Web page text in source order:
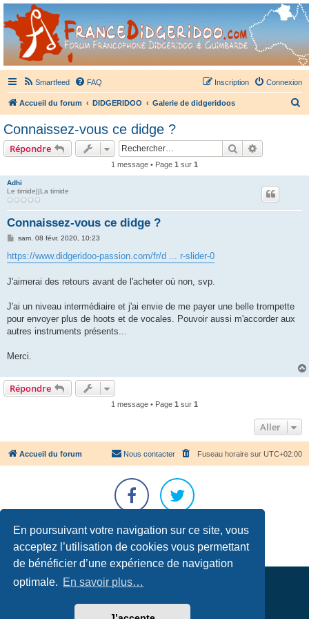
En poursuivant votre navigation sur ce site, vous
acceptez l’utilisation de cookies vous permettant
de bénéficier d’une expérience de navigation
optimale. En savoir plus…
France Didgeridoo
Didgeridoo et Guimbarde sur France Didgeridoo - retrouvez la communauté.
Smartfeed FAQ Connexion
Inscription
Accueil du forum DIDGERIDOO Galerie de didgeridoos
Connaissez-vous ce didge ?
Répondre Rechercher
1 message • Page 1 sur 1
Adhi
Le timide||La timide
Connaissez-vous ce didge ?
M
s
s
g
e
sam. 08 févr. 2020, 10:23
https://www.didgeridoo-passion.com/fr/d ... r-slider-0
J'aimerai des retours avant de l'acheter où non, svp.
J'ai un niveau intermédiaire et j'ai envie de me payer une belle trompette
pour envoyer plus de hoots et de vocales. Pouvoir aussi m'accorder aux
autres instruments présents...
Merci.
Répondre
1 message • Page 1 sur 1
Aller
Accueil du forum Fuseau horaire sur UTC+02:00
Nous contacter
Développé parphpBB® Forum Software © phpBB Limited
Confidentialité |Conditions